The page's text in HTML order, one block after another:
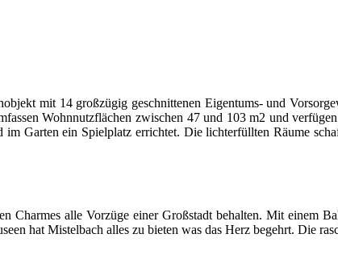
mit 14 großzügig geschnittenen Eigentums- und
Wohnnutzflächen zwischen 47 und 103 m2 und
Garten ein Spielplatz errichtet. Die lichterfüllten Räume
Charmes alle Vorzüge einer Großstadt behalten. Mit einem
hat Mistelbach alles zu bieten was das Herz begehrt. Die